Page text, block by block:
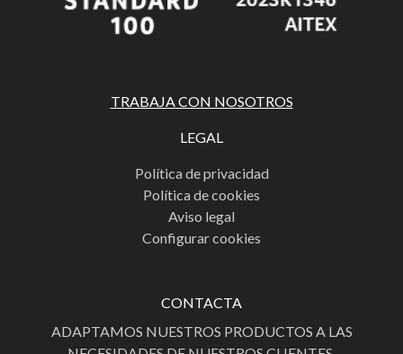
TRABAJA CON NOSOTROS
LEGAL
Política de privacidad
Política de cookies
Aviso legal
Configurar cookies
CONTACTA
ADAPTAMOS NUESTROS PRODUCTOS A LAS